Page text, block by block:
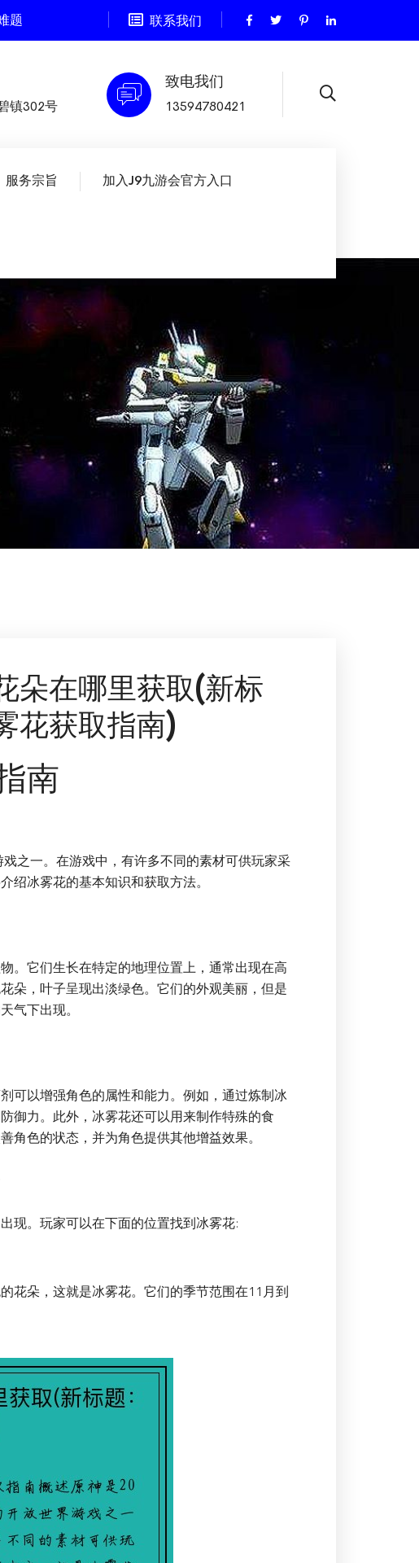
题 联系我们
镇302号
致电我们
13594780421
服务宗旨 加入J9九游会官方入口
朵在哪里获取(新标
花获取指南)
南
之一。在游戏中，有许多不同的素材可供玩家采
绍冰雾花的基本知识和获取方法。
。它们生长在特定的地理位置上，通常出现在高
朵，叶子呈现出淡绿色。它们的外观美丽，但是
气下出现。
可以增强角色的属性和能力。例如，通过炼制冰
御力。此外，冰雾花还可以用来制作特殊的食
角色的状态，并为角色提供其他增益效果。
现。玩家可以在下面的位置找到冰雾花:
花朵，这就是冰雾花。它们的季节范围在11月到